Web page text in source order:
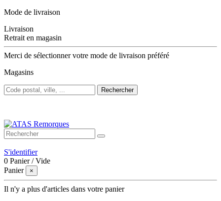
Mode de livraison
Livraison
Retrait en magasin
Merci de sélectionner votre mode de livraison préféré
Magasins
Rechercher
S'identifier
0 Panier /Vide
Panier
×
Il n'y a plus d'articles dans votre panier